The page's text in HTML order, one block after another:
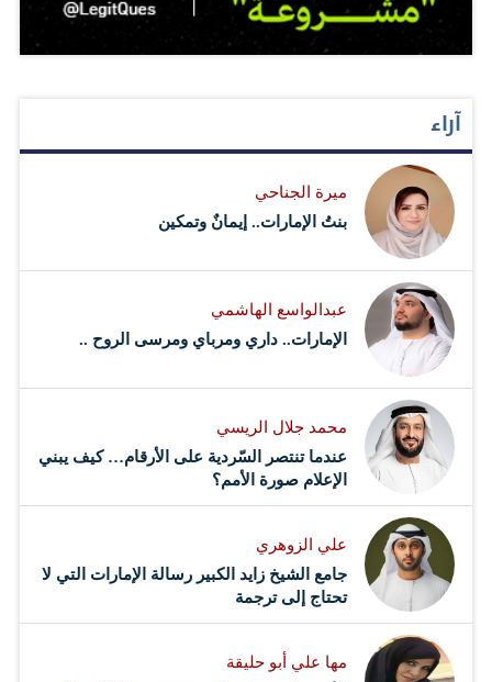
آراء
ميرة الجناحي
بنتُ الإمارات.. إيمانٌ وتمكين
عبدالواسع الهاشمي
الإمارات.. داري ومرباي ومرسى الروح ..
محمد جلال الريسي
عندما تنتصر السّردية على الأرقام… كيف يبني
الإعلام صورة الأمم؟
علي الزوهري
جامع الشيخ زايد الكبير رسالة الإمارات التي لا
تحتاج إلى ترجمة
مها علي أبو حليقة